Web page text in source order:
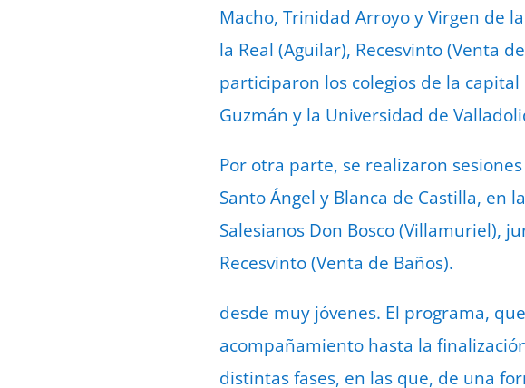
Macho, Trinidad Arroyo y Virgen de
la Real (Aguilar), Recesvinto (Venta
participaron los colegios de la
Guzmán y la Universidad de
Por otra parte, se realizaron
Santo Ángel y Blanca de Castilla, en
Salesianos Don Bosco (Villamuriel),
Recesvinto (Venta de Baños).
desde muy jóvenes. El programa,
acompañamiento hasta la
distintas fases, en las que, de una